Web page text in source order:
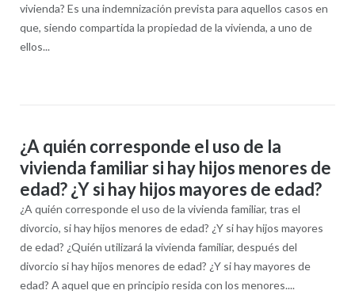
vivienda? Es una indemnización prevista para aquellos casos en
que, siendo compartida la propiedad de la vivienda, a uno de
ellos...
¿A quién corresponde el uso de la
vivienda familiar si hay hijos menores de
edad? ¿Y si hay hijos mayores de edad?
¿A quién corresponde el uso de la vivienda familiar, tras el
divorcio, si hay hijos menores de edad? ¿Y si hay hijos mayores
de edad? ¿Quién utilizará la vivienda familiar, después del
divorcio si hay hijos menores de edad? ¿Y si hay mayores de
edad? A aquel que en principio resida con los menores....